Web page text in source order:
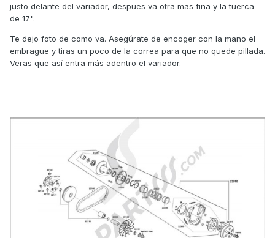
justo delante del variador, despues va otra mas fina y la tuerca
de 17".
Te dejo foto de como va. Asegúrate de encoger con la mano el
embrague y tiras un poco de la correa para que no quede pillada.
Veras que así entra más adentro el variador.